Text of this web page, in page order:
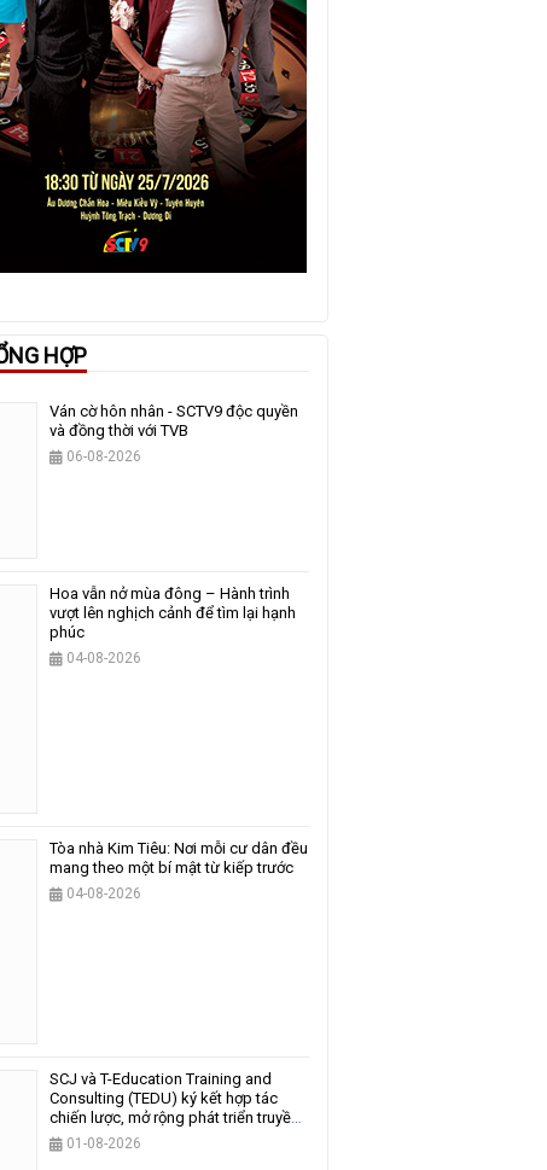
HỢP
Ván cờ hôn nhân - SCTV9 độc quyền
và đồng thời với TVB
06-08-2026
Hoa vẫn nở mùa đông – Hành trình
vượt lên nghịch cảnh để tìm lại hạnh
phúc
04-08-2026
Tòa nhà Kim Tiêu: Nơi mỗi cư dân đều
mang theo một bí mật từ kiếp trước
04-08-2026
SCJ và T-Education Training and
Consulting (TEDU) ký kết hợp tác
chiến lược, mở rộng phát triển truyền
thông và giáo dục
01-08-2026